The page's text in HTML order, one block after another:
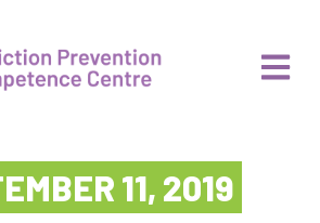
11, 2019